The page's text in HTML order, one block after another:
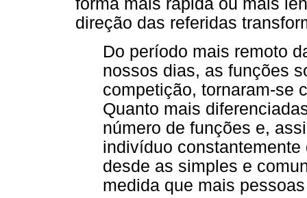
forma mais rápida ou mais
direção das referidas
Do período mais remoto
nossos dias, as funções
competição, tornaram-se
Quanto mais
número de funções e,
indivíduo
desde as simples e
medida que mais